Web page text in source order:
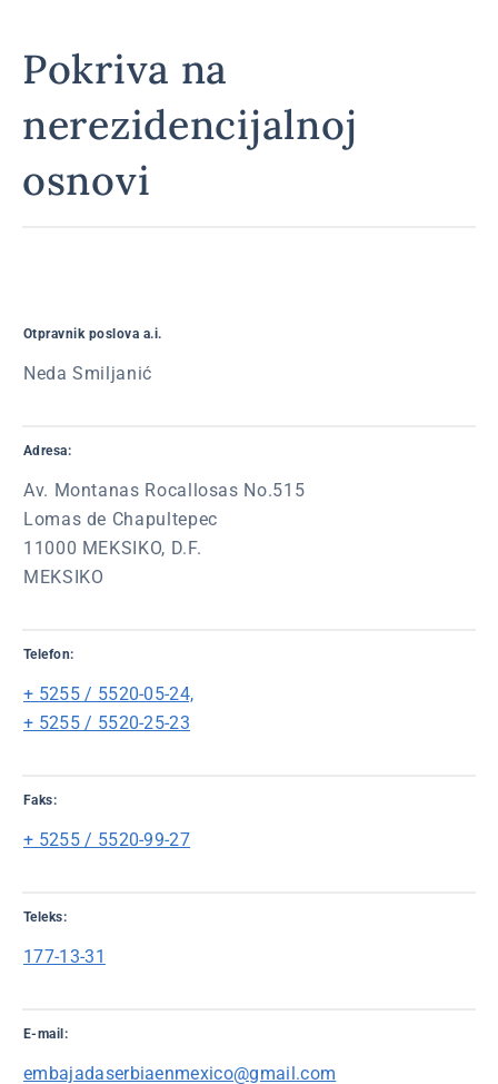
Pokriva na
nerezidencijalnoj
osnovi
Otpravnik poslova a.i.
Neda Smiljanić
Adresa:
Av. Montanas Rocallosas No.515
Lomas de Chapultepec
11000 MEKSIKO, D.F.
MEKSIKO
Telefon:
+ 5255 / 5520-05-24,
+ 5255 / 5520-25-23
Faks:
+ 5255 / 5520-99-27
Teleks:
177-13-31
E-mail:
embajadaserbiaenmexico@gmail.com